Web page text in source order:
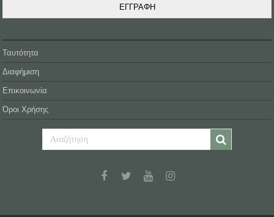
ΕΓΓΡΑΦΗ
Ταυτότητα
Διαφήμιση
Επικοινωνία
Όροι Χρήσης